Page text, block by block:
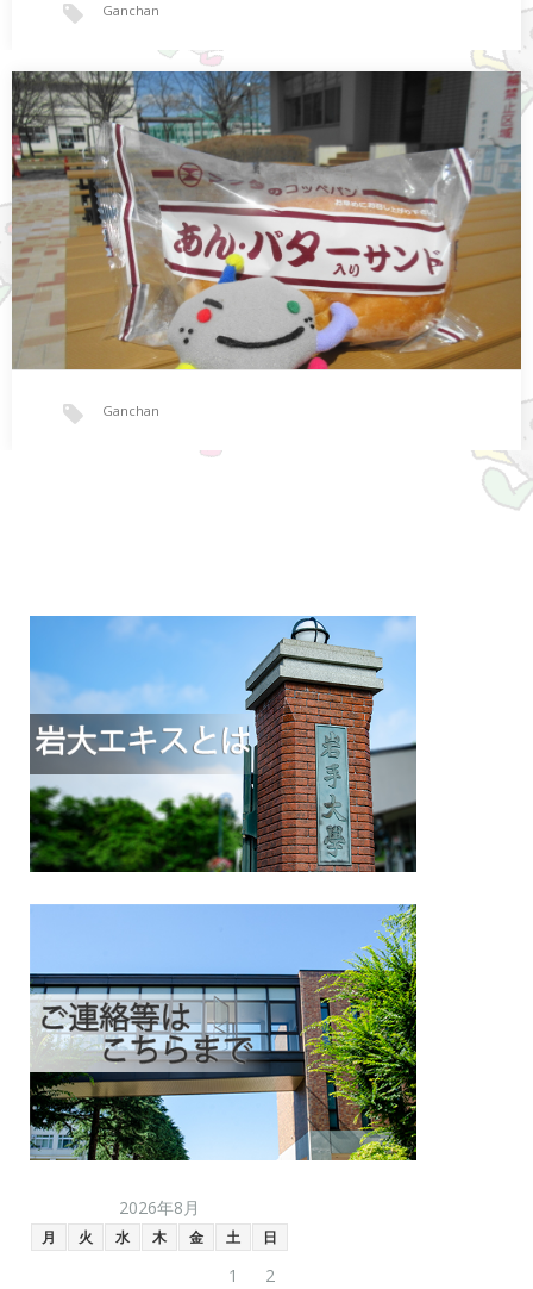
今日のBloggerはがんちゃんだよ ver.2022
みなさん。 こんにちは。 岩大の…
Ganchan
Ganchan
2026年8月
月 火 水 木 金 土 日
1 2